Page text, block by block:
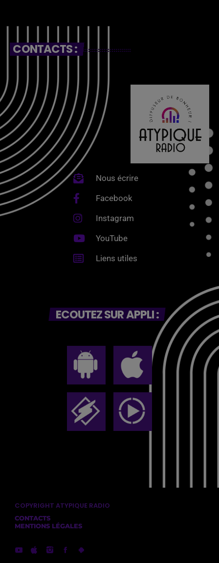
CONTACTS :
Nous écrire
Facebook
Instagram
YouTube
Liens utiles
ECOUTEZ SUR APPLI :
COPYRIGHT ATYPIQUE RADIO
CONTACTS
MENTIONS LÉGALES